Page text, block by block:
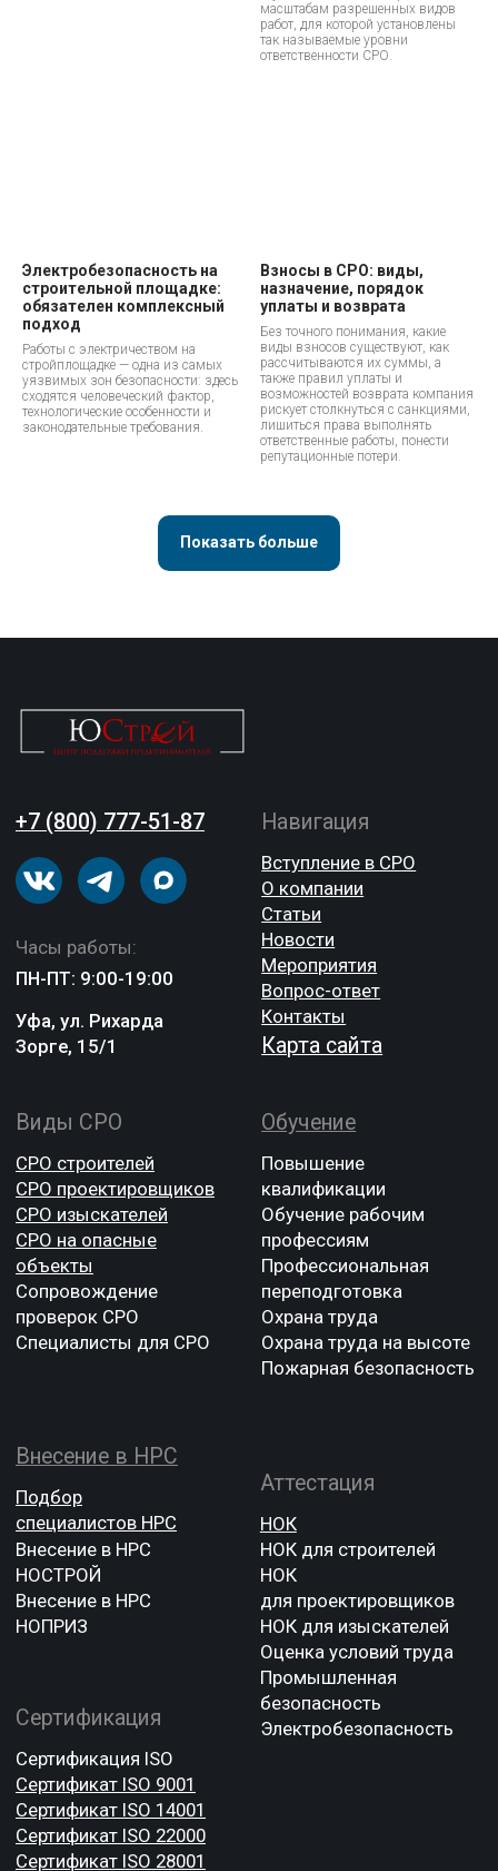
масштабам разрешенных видов
работ, для которой установлены
так называемые уровни
ответственности СРО.
Электробезопасность на
строительной площадке:
обязателен комплексный
подход
Работы с электричеством на
стройплощадке — одна из самых
уязвимых зон безопасности: здесь
сходятся человеческий фактор,
технологические особенности и
законодательные требования.
Взносы в СРО: виды,
назначение, порядок
уплаты и возврата
Без точного понимания, какие
виды взносов существуют, как
рассчитываются их суммы, а
также правил уплаты и
возможностей возврата компания
рискует столкнуться с санкциями,
лишиться права выполнять
ответственные работы, понести
репутационные потери.
Показать больше